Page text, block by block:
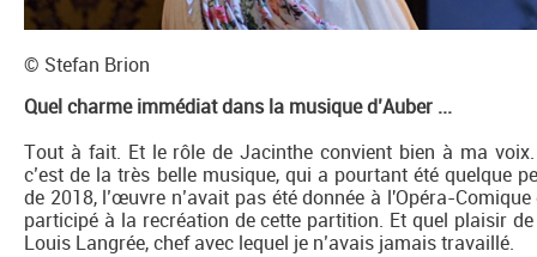
© Stefan Brion
Quel charme immédiat dans la musique d’Auber ...
Tout à fait. Et le rôle de Jacinthe convient bien à ma
c’est de la très belle musique, qui a pourtant été quelque
de 2018, l’œuvre n’avait pas été donnée à l'Opéra-
participé à la recréation de cette partition. Et quel plaisir
Louis Langrée, chef avec lequel je n’avais jamais travaillé.